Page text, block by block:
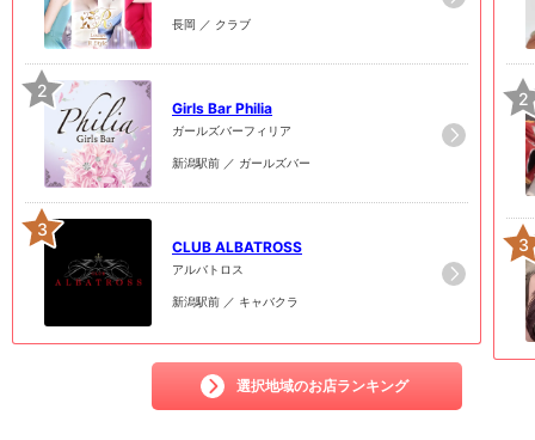
長岡 ／ クラブ
2
Girls Bar Philia
ガールズバーフィリア
新潟駅前 ／ ガールズバー
3
CLUB ALBATROSS
アルバトロス
新潟駅前 ／ キャバクラ
選択地域のお店ランキング
2
3